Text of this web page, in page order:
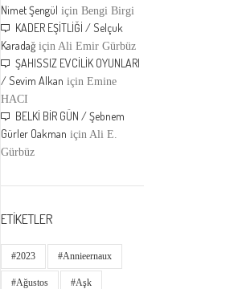
Nimet Şengül içinBengi Birgi
KADER EŞİTLİĞİ / Selçuk
Karadağ için Ali Emir Gürbüz
ŞAHISSIZ EVCİLİK OYUNLARI
/ Sevim Alkan içinEmine
HACI
BELKİ BİR GÜN / Şebnem
Gürler Oakman için Ali E.
Gürbüz
ETİKETLER
#2023 #annieernaux
#ağustos #aşk